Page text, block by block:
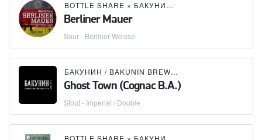
BOTTLE SHARE × БАКУНИН / BAKUNIN BREWING CO.
Berliner Mauer
Sour - Berliner Weisse
БАКУНИН / BAKUNIN BREWING CO.
Ghost Town (Cognac B.A.)
Stout - Imperial / Double
BOTTLE SHARE × БАКУНИН / BAKUNIN BREWING CO.